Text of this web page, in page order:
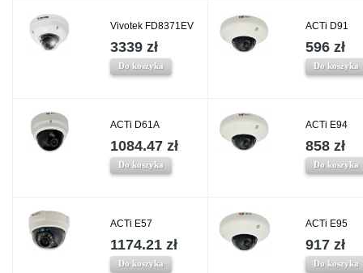
Vivotek FD8371EV
3339 zł
Do koszyka
ACTi D91
596 zł
Do koszyka
ACTi D61A
1084.47 zł
Do koszyka
ACTi E94
858 zł
Do koszyka
ACTi E57
1174.21 zł
Do koszyka
ACTi E95
917 zł
Do koszyka